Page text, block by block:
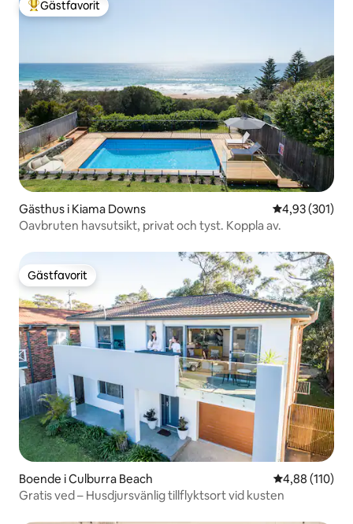
Populär gästfavorit
Gästfavorit
Gästhus i Kiama Downs 4,93 av 5 i
4,93 (301)
Oavbruten havsutsikt, privat och tyst. Koppla av.
Gästfavorit
Gästfavorit
Boende i Culburra Beach 4,88 av 5 i
4,88 (110)
Gratis ved – Husdjursvänlig tillflyktsort vid kusten